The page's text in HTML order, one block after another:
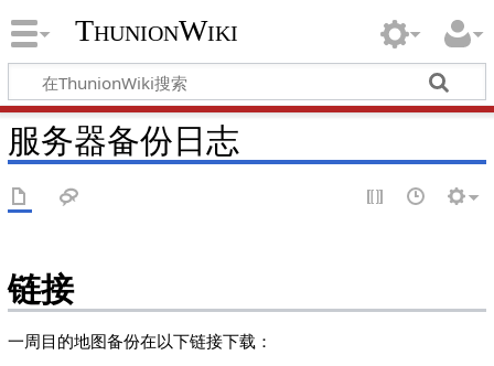
ThunionWiki
服务器备份日志
链接
一周目的地图备份在以下链接下载：